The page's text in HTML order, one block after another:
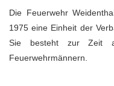
Die Feuerwehr
1975 eine Einheit der
Sie besteht zur Zeit
Feuerwehrmännern.